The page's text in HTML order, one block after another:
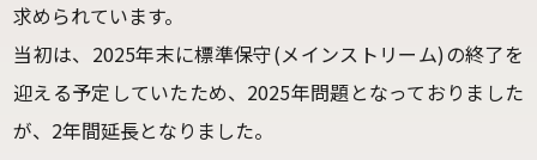
求められています。
当初は、2025年末に標準保守(メインストリーム)の終了を
迎える予定していたため、2025年問題となっておりました
が、2年間延長となりました。